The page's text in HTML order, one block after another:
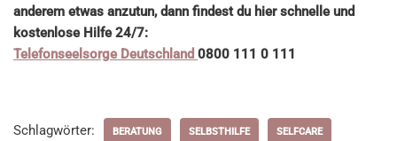
anderem etwas anzutun, dann findest du hier schnelle und
kostenlose Hilfe 24/7:
Telefonseelsorge Deutschland 0800 111 0 111
Schlagwörter: BERATUNG SELBSTHILFE SELFCARE